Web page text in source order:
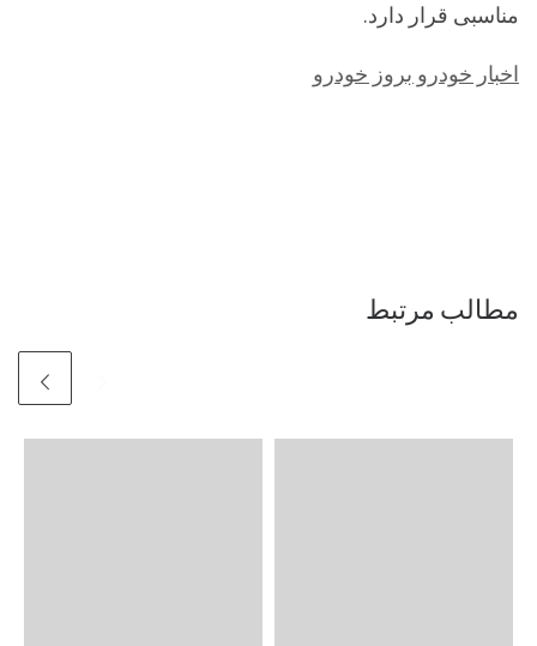
مناسبی قرار دارد.
اخبار خودرو بروز خودرو
مطالب مرتبط